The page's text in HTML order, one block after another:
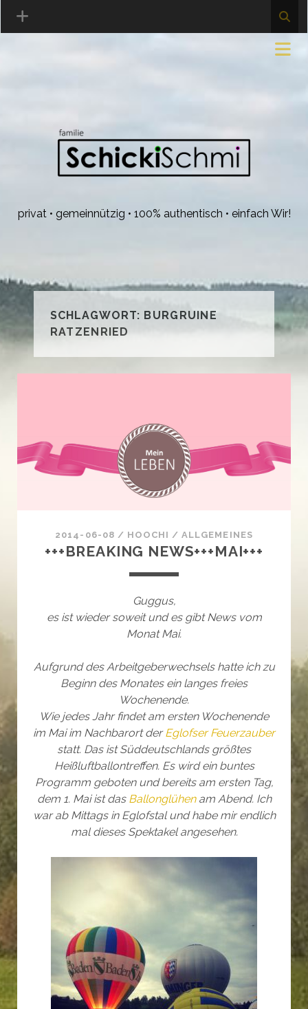
privat • gemeinnützig • 100% authentisch • einfach Wir!
SCHLAGWORT: BURGRUINE
RATZENRIED
2014-06-08 / HOOCHI /ALLGEMEINES
+++BREAKING NEWS+++MAI+++
Guggus,
es ist wieder soweit und es gibt News vom
Monat Mai.
Aufgrund des Arbeitgeberwechsels hatte ich zu
Beginn des Monates ein langes freies
Wochenende.
Wie jedes Jahr findet am ersten Wochenende
im Mai im Nachbarort derEglofser Feuerzauber
statt. Das ist Süddeutschlands größtes
Heißluftballontreffen. Es wird ein buntes
Programm geboten und bereits am ersten Tag,
dem 1. Mai ist das Ballonglühenam Abend. Ich
war ab Mittags in Eglofstal und habe mir endlich
mal dieses Spektakel angesehen.